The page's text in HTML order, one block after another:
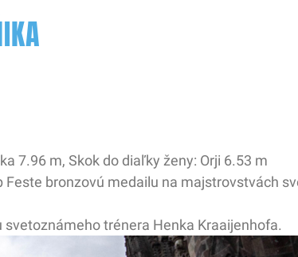
7.96 m, Skok do diaľky ženy: Orji 6.53 m
bronzovú medailu na majstrovstvách
trénera Henka Kraaijenhofa.